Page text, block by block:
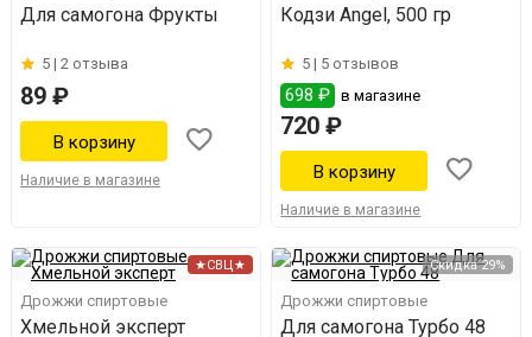
Для самогона Фрукты
5 | 2 отзыва
89 ₽
Наличие в магазине
Кодзи Angel, 500 гр
5 | 5 отзывов
698 ₽ в магазине
720 ₽
Наличие в магазине
★СВЦ★
Дрожжи спиртовые
Хмельной эксперт
Скидка 29%
Дрожжи спиртовые
Для самогона Турбо 48